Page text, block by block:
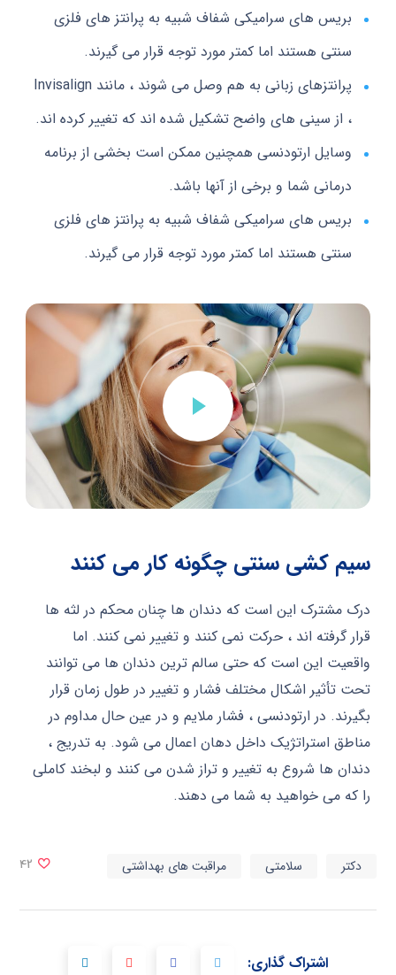
بریس های سرامیکی شفاف شبیه به پرانتز های فلزی
سنتی هستند اما کمتر مورد توجه قرار می گیرند.
پرانتزهای زبانی به هم وصل می شوند ، مانند Invisalign
، از سینی های واضح تشکیل شده اند که تغییر کرده اند.
وسایل ارتودنسی همچنین ممکن است بخشی از برنامه
درمانی شما و برخی از آنها باشد.
بریس های سرامیکی شفاف شبیه به پرانتز های فلزی
سنتی هستند اما کمتر مورد توجه قرار می گیرند.
سیم کشی سنتی چگونه کار می کنند
درک مشترک این است که دندان ها چنان محکم در لثه ها
قرار گرفته اند ، حرکت نمی کنند و تغییر نمی کنند. اما
واقعیت این است که حتی سالم ترین دندان ها می توانند
تحت تأثیر اشکال مختلف فشار و تغییر در طول زمان قرار
بگیرند. در ارتودنسی ، فشار ملایم و در عین حال مداوم در
مناطق استراتژیک داخل دهان اعمال می شود. به تدریج ،
دندان ها شروع به تغییر و تراز شدن می کنند و لبخند کاملی
را که می خواهید به شما می دهند.
دکتر سلامتی مراقبت های بهداشتی 42
اشتراک گذاری: